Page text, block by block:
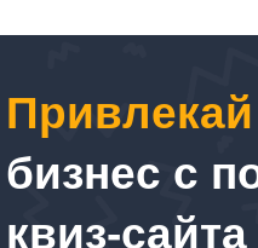
Привлекай
бизнес с
квиз-сайта